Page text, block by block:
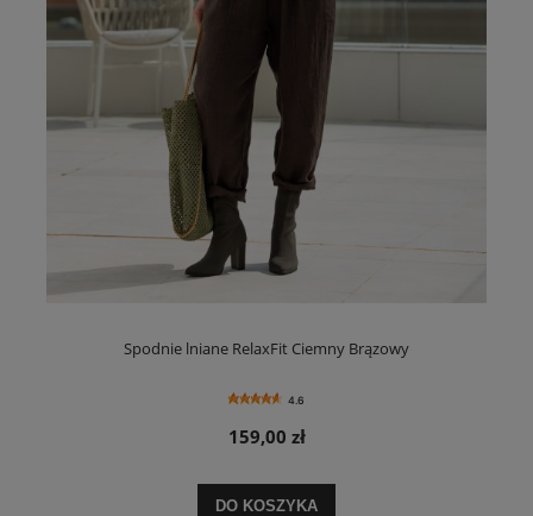
Spodnie lniane RelaxFit Ciemny Brązowy
4.6
159,00 zł
DO KOSZYKA